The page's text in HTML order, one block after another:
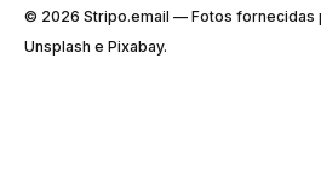
© 2026 Stripо.email — Fotos fornecidas
Unsplash e Pixabay.